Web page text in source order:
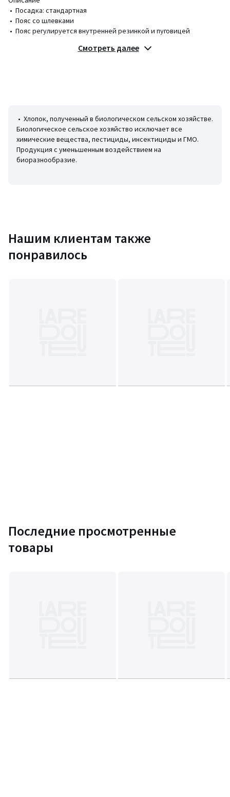
• Посадка: стандартная
• Пояс со шлевками
• Пояс регулируется внутренней резинкой и пуговицей
• Два кармана спереди
изделия
Смотреть далее
• Хлопок, полученный в биологическом сельском хозяйстве.
Биологическое сельское хозяйство исключает все
химические вещества, пестициды, инсектициды и ГМО.
Продукция с уменьшенным воздействием на
биоразнообразие.
Нашим клиентам также
понравилось
Последние просмотренные
товары